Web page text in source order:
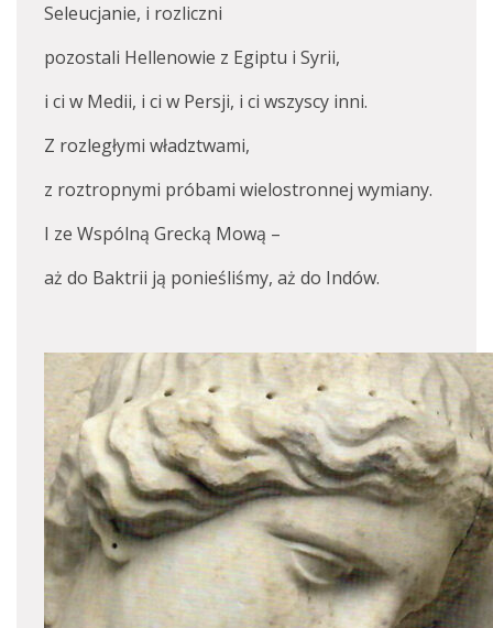
Seleucjanie, i rozliczni
pozostali Hellenowie z Egiptu i Syrii,
i ci w Medii, i ci w Persji, i ci wszyscy inni.
Z rozległymi władztwami,
z roztropnymi próbami wielostronnej wymiany.
I ze Wspólną Grecką Mową –
aż do Baktrii ją ponieśliśmy, aż do Indów.